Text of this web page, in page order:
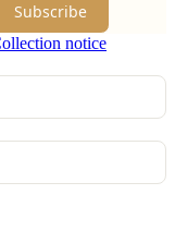
Subscribe
notice